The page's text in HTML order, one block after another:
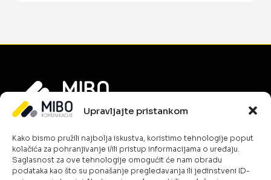
Upravljajte pristankom
Kako bismo pružili najbolja iskustva, koristimo tehnologije poput
kolačića za pohranjivanje i/ili pristup informacijama o uređaju.
Saglasnost za ove tehnologije omogućit će nam obradu
podataka kao što su ponašanje pregledavanja ili jedinstveni ID-
O nama
Novosti
Karijera